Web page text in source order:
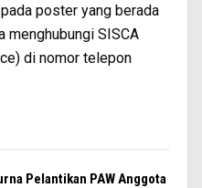
poster yang berada
menghubungi SISCA
di nomor telepon
Pelantikan PAW Anggota